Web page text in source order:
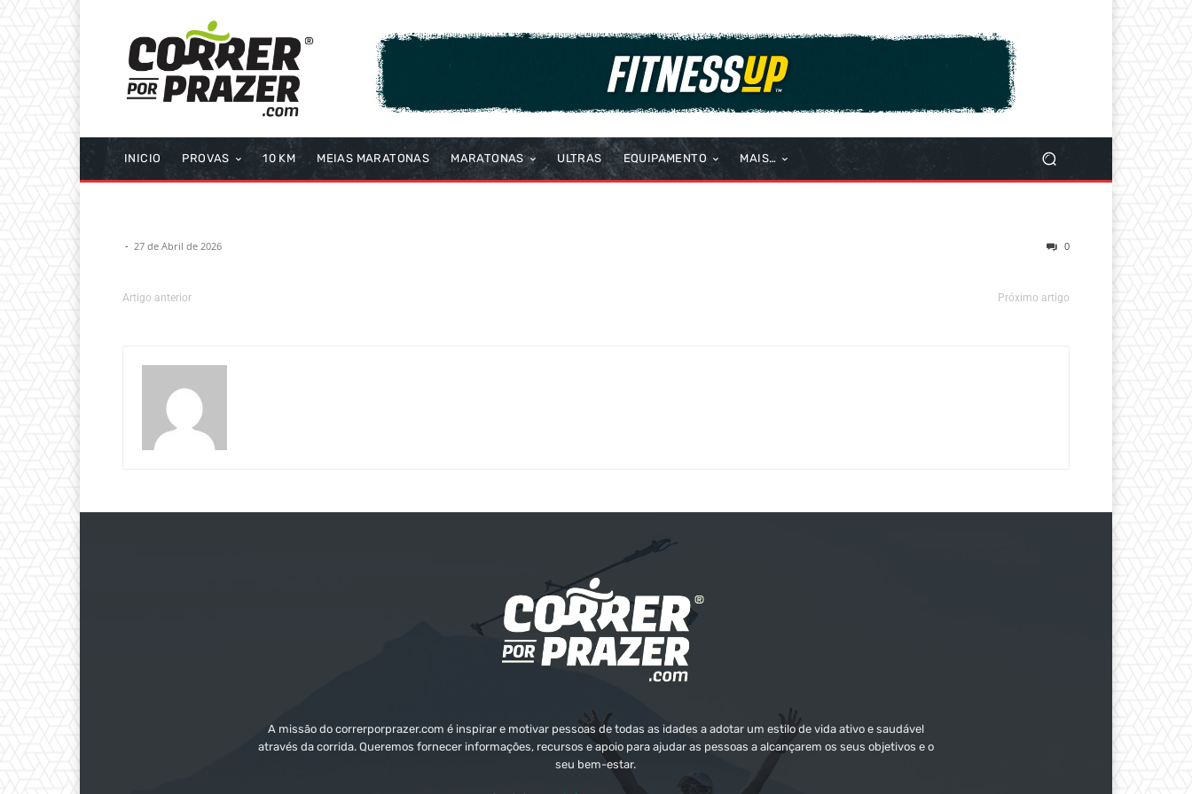
INICIO PROVAS 10 KM MEIAS MARATONAS MARATONAS ULTRAS EQUIPAMENTO MAIS…
- 27 de Abril de 2026 0
Artigo anterior Próximo artigo
A missão do correrporprazer.com é inspirar e motivar pessoas de todas as idades a adotar um estilo de vida ativo e saudável
através da corrida. Queremos fornecer informações, recursos e apoio para ajudar as pessoas a alcançarem os seus objetivos e o
seu bem-estar.